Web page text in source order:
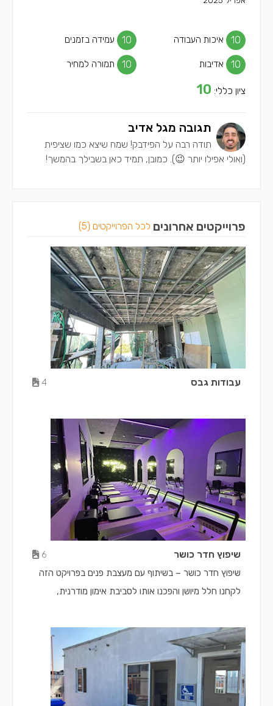
איכות העבודה 10 עמידה בזמנים 10
אדיבות 10 תמורה למחיר 10
ציון כללי: 10
תגובה מגל אדיב
תודה רבה על הפידבק! שמח שיצא כמו שציפית
(ואולי אפילו יותר 😉). כמובן, תמיד כאן בשבילך בהמשך!
פרוייקטים אחרונים לכל הפרוייקטים (5)
עבודות גבס 4
שיפוץ חדר כושר
6
שיפוץ חדר כושר – בשיתוף עם מעצבת פנים בפרויקט הזה
לקחנו חלל מיושן והפכנו אותו לסביבת אימון מודרנית,
תאורה, צבע, ריצוף והתאמה מלאה לצרכי הלקוח והחזון של
המעצבת. שילוב מושלם בין אסתטיקה לפרקטיקה –
והתוצאה מדברת בעד עצמה